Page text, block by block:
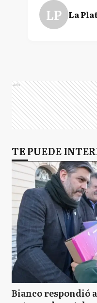
LP La
Ads
TE PUEDE
Bianco respondió